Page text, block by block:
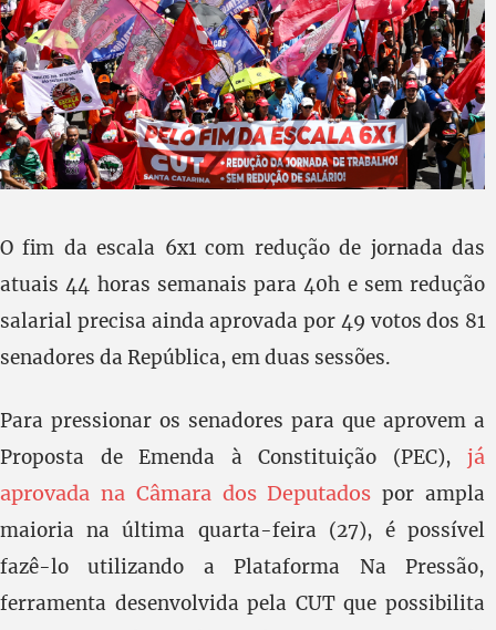
O fim da escala 6x1 com redução de jornada das
atuais 44 horas semanais para 40h e sem redução
salarial precisa ainda aprovada por 49 votos dos 81
senadores da República, em duas sessões.
Para pressionar os senadores para que aprovem a
Proposta de Emenda à Constituição (PEC), já
aprovada na Câmara dos Deputados por ampla
maioria na última quarta-feira (27), é possível
fazê-lo utilizando a Plataforma Na Pressão,
ferramenta desenvolvida pela CUT que possibilita